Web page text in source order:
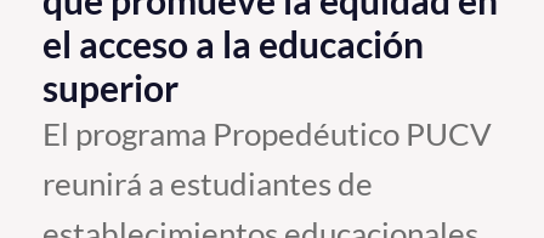
PUCV Internacional
Vinculación con el Medio
Admisión
Pregrado
el acceso a la educación
superior
El programa Propedéutico PUCV
reunirá a estudiantes de